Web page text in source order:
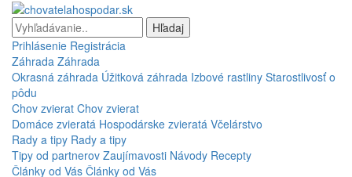
Hľadaj
Prihlásenie Registrácia
Záhrada Záhrada
Okrasná záhrada Úžitková záhrada Izbové rastliny Starostlivosť o
pôdu
Chov zvierat Chov zvierat
Domáce zvieratá Hospodárske zvieratá Včelárstvo
Rady a tipy Rady a tipy
Tipy od partnerov Zaujímavosti Návody Recepty
Články od Vás Články od Vás